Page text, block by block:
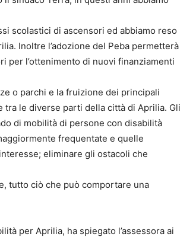
scolastici di ascensori ed abbiamo reso
Inoltre l’adozione del Peba permetterà
per l’ottenimento di nuovi finanziamenti
o parchi e la fruizione dei principali
le diverse parti della città di Aprilia. Gli
di mobilità di persone con disabilità
frequentate e quelle
eliminare gli ostacoli che
tutto ciò che può comportare una
per Aprilia, ha spiegato l’assessora ai